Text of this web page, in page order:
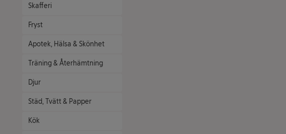
Skafferi
Fryst
Apotek, Hälsa & Skönhet
Träning & Återhämtning
Djur
Städ, Tvätt & Papper
Kök